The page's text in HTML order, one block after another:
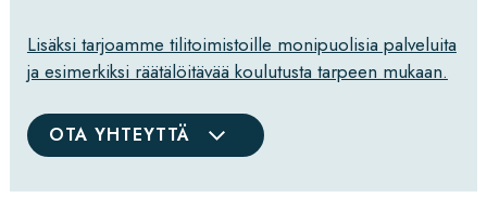
Lisäksi tarjoamme tilitoimistoille monipuolisia palveluita
ja esimerkiksi räätälöitävää koulutusta tarpeen mukaan.
OTA YHTEYTTÄ